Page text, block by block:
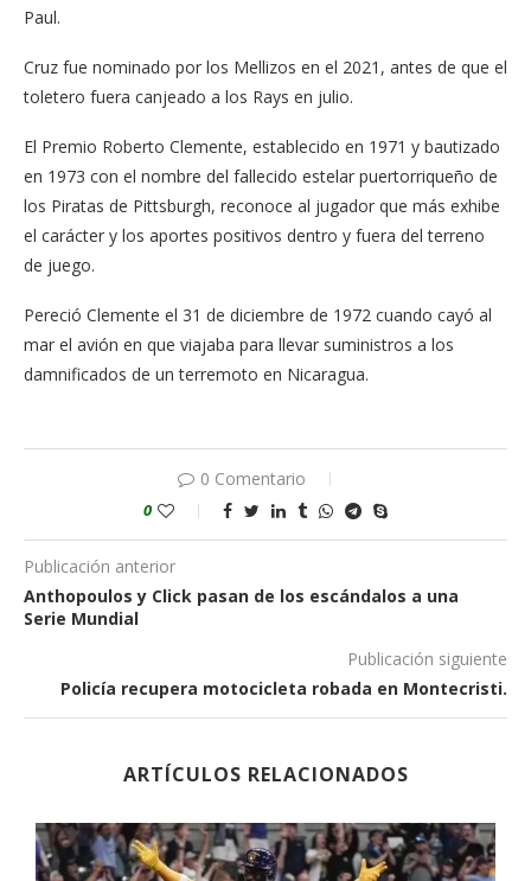
Paul.
Cruz fue nominado por los Mellizos en el 2021, antes de que el
toletero fuera canjeado a los Rays en julio.
El Premio Roberto Clemente, establecido en 1971 y bautizado
en 1973 con el nombre del fallecido estelar puertorriqueño de
los Piratas de Pittsburgh, reconoce al jugador que más exhibe
el carácter y los aportes positivos dentro y fuera del terreno
de juego.
Pereció Clemente el 31 de diciembre de 1972 cuando cayó al
mar el avión en que viajaba para llevar suministros a los
damnificados de un terremoto en Nicaragua.
0 Comentario
0
Publicación anterior
Anthopoulos y Click pasan de los escándalos a una
Serie Mundial
Publicación siguiente
Policía recupera motocicleta robada en Montecristi.
ARTÍCULOS RELACIONADOS